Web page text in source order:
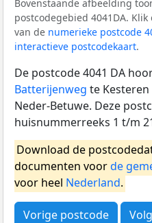
Bovenstaande afbeelding
postcodegebied 4041DA.
van de numerieke postcode
interactieve postcodekaart.
De postcode 4041 DA
Batterijenweg te
Neder-Betuwe. Deze
huisnummerreeks 1 t/m
Download de
documenten voorde
voor heel Nederland.
Vorige postcode